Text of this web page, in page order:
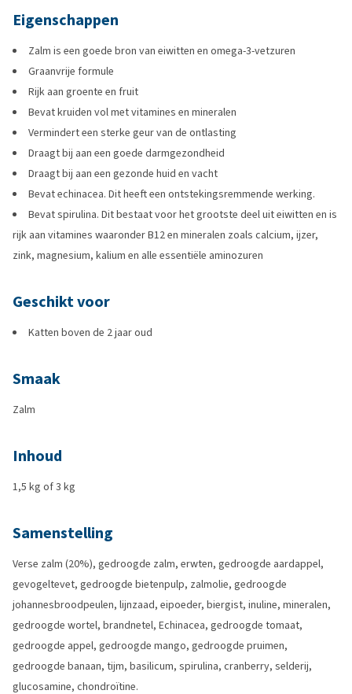
Eigenschappen
Zalm is een goede bron van eiwitten en omega-3-vetzuren
Graanvrije formule
Rijk aan groente en fruit
Bevat kruiden vol met vitamines en mineralen
Vermindert een sterke geur van de ontlasting
Draagt bij aan een goede darmgezondheid
Draagt bij aan een gezonde huid en vacht
Bevat echinacea. Dit heeft een ontstekingsremmende werking.
Bevat spirulina. Dit bestaat voor het grootste deel uit eiwitten en is
rijk aan vitamines waaronder B12 en mineralen zoals calcium, ijzer,
zink, magnesium, kalium en alle essentiële aminozuren
Geschikt voor
Katten boven de 2 jaar oud
Smaak
Zalm
Inhoud
1,5 kg of 3 kg
Samenstelling
Verse zalm (20%), gedroogde zalm, erwten, gedroogde aardappel,
gevogeltevet, gedroogde bietenpulp, zalmolie, gedroogde
johannesbroodpeulen, lijnzaad, eipoeder, biergist, inuline, mineralen,
gedroogde wortel, brandnetel, Echinacea, gedroogde tomaat,
gedroogde appel, gedroogde mango, gedroogde pruimen,
gedroogde banaan, tijm, basilicum, spirulina, cranberry, selderij,
glucosamine, chondroïtine.